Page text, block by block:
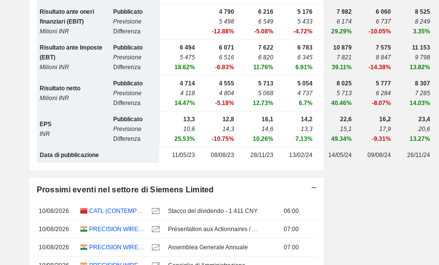
Risultato ante oneri
finanziari (EBIT)
Milioni INR
Pubblicato
Previsione
Differenza
4 790
5 498
-12.88%
6 216
6 549
-5.08%
5 176
5 433
-4.72%
7 982
6 174
29.29%
6 060
6 737
-10.05%
8 525
8 249
3.35%
Risultato ante Imposte
(EBT)
Milioni INR
Pubblicato
Previsione
Differenza
6 494
5 475
18.62%
6 071
6 516
-6.83%
7 622
6 820
11.76%
6 783
6 345
6.91%
10 879
7 821
39.11%
7 575
8 847
-14.38%
11 153
9 798
13.82%
Risultato netto
Milioni INR
Pubblicato
Previsione
Differenza
4 714
4 118
14.47%
4 555
4 804
-5.18%
5 713
5 068
12.73%
5 054
4 737
6.7%
8 025
5 713
40.46%
5 777
6 284
-8.07%
8 307
7 285
14.03%
EPS
INR
Pubblicato
Previsione
Differenza
13,3
10,6
25.53%
12,8
14,3
-10.75%
16,1
14,6
10.26%
14,2
13,3
7.13%
22,6
15,1
49.34%
16,2
17,9
-9.31%
23,4
20,6
13.27%
Data di pubblicazione 11/05/23 08/08/23 28/11/23 13/02/24 14/05/24 09/08/24 26/11/24
Prossimi eventi nel settore di Siemens Limited
10/08/2026 CATL (CONTEMPORARY AMPEREX TECHNOLOGY) Stacco del dividendo - 1.411 CNY 06:00
10/08/2026 PRECISION WIRES INDIA LIMITED Présentation aux Actionnaires / Analystes 07:00
10/08/2026 PRECISION WIRES INDIA LIMITED Assemblea Generale Annuale 07:00